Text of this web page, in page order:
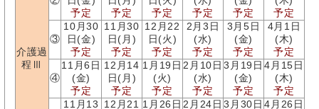
介護過
程Ⅲ
予定
予定
予定
予定
予定
予定
③
10月30
日(金)
予定
11月30
日(月)
予定
12月22
日(火)
予定
2月3日
(水)
予定
3月5日
(金)
予定
4月1日
(木)
予定
④
11月6日
(金)
予定
12月14
日(月)
予定
1月19日
(火)
予定
2月10日
(水)
予定
3月19日
(金)
予定
4月15日
(木)
予定
11月13
12月21 1月26日 2月24日 3月30日 4月26日